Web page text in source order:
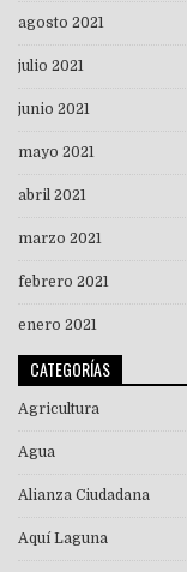
agosto 2021
julio 2021
junio 2021
mayo 2021
abril 2021
marzo 2021
febrero 2021
enero 2021
CATEGORÍAS
Agricultura
Agua
Alianza Ciudadana
Aquí Laguna